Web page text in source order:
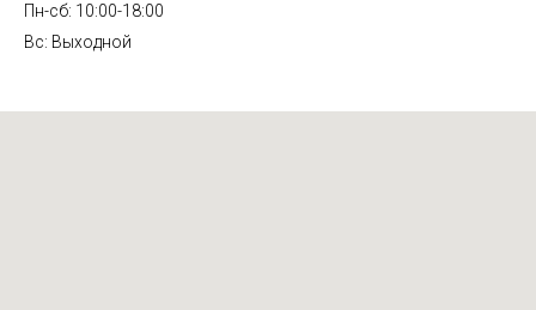
Пн-сб: 10:00-18:00
Вс: Выходной